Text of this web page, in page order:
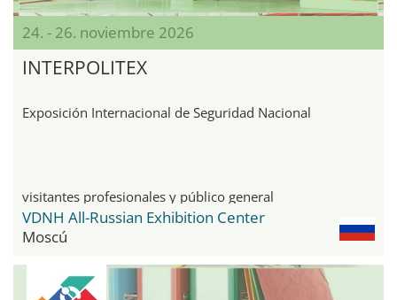
24. - 26. noviembre 2026
INTERPOLITEX
Exposición Internacional de Seguridad Nacional
visitantes profesionales y público general
VDNH All-Russian Exhibition Center
Moscú